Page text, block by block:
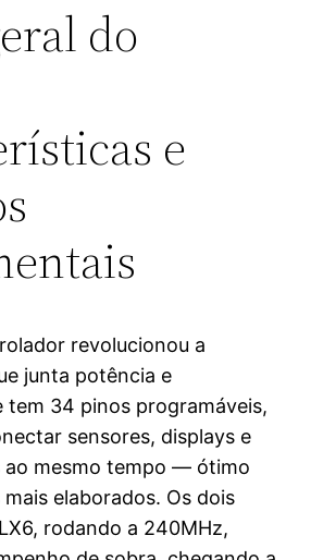
do
e
revolucionou a
junta potência e
tem 34 pinos programáveis,
sensores, displays e
ao mesmo tempo — ótimo
elaborados. Os dois
rodando a 240MHz,